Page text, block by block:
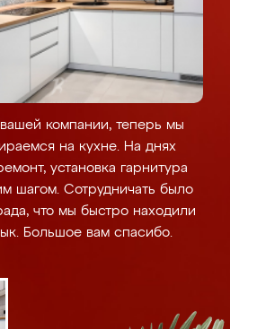
компании, теперь мы
на кухне. На днях
установка гарнитура
шагом. Сотрудничать было
что мы быстро находили
Большое вам спасибо.